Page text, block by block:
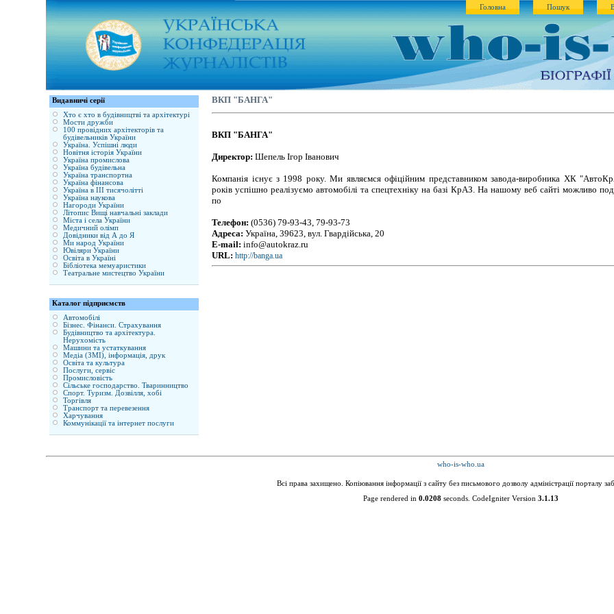
Пошук
Головна
ВКП "БАНГА"
ВКП "БАНГА"
Директор: Шепель Ігор Іванович
Компанія існує з 1998 року. Ми являємся офіційним представником завода-виробника ХК
років успішно реалізуємо автомобілі та спецтехніку на базі КрАЗ. На нашому веб сайті можливо
по
Телефон: (0536) 79-93-43, 79-93-73
Адреса: Україна, 39623, вул. Гвардійська, 20
E-mail: info@autokraz.ru
URL: http://banga.ua
Видавничі серії
Хто є хто в будівництві та архітектурі
Мости дружби
100 провідних архітекторів та
будівельників України
Україна. Успішні люди
Новітня історія України
Україна промислова
Україна будівельна
Україна транспортна
Україна фінансова
Україна в ІІІ тисячолітті
Україна наукова
Нагороди України
Літопис Вищі навчальні заклади
Міста і села України
Медичний олімп
Довідники від А до Я
Ми народ України
Ювіляри України
Освіта в Україні
Бібліотека мемуаристики
Театральне мистецтво України
Каталог підприємств
Автомобілі
Бізнес. Фінанси. Страхування
Будівництво та архітектура.
Нерухомість
Машини та устаткування
Медіа (ЗМІ), інформація, друк
Освіта та культура
Послуги, сервіс
Промисловість
Сільське господарство. Тваринництво
Спорт. Туризм. Дозвілля, хобі
Торгівля
Транспорт та перевезення
Харчування
Коммунікації та інтернет послуги
who-is-who.ua
Всі права захищено. Копіювання інформації з сайту без письмового дозволу адміністрації порталу
Page rendered in 0.0208seconds. CodeIgniter Version 3.1.13